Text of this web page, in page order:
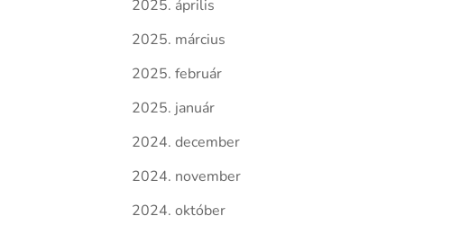
2025. április
2025. március
2025. február
2025. január
2024. december
2024. november
2024. október